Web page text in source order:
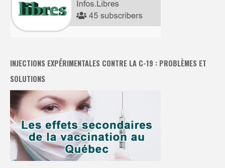
INJECTIONS EXPÉRIMENTALES CONTRE LA C-19 : PROBLÈMES ET
SOLUTIONS